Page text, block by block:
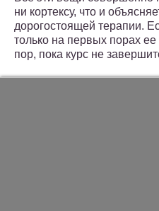
ни кортексу, что и
дорогостоящей терапии.
только на первых порах
пор, пока курс не